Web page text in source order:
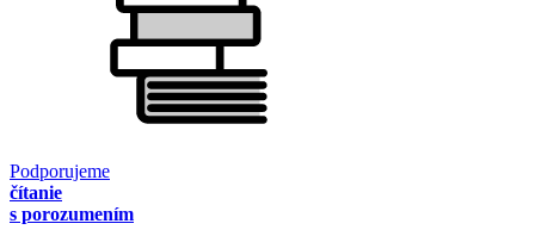
Podporujeme
čítanie
s porozumením